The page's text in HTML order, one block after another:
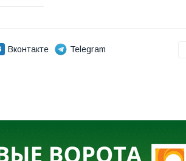
Вконтакте Telegram